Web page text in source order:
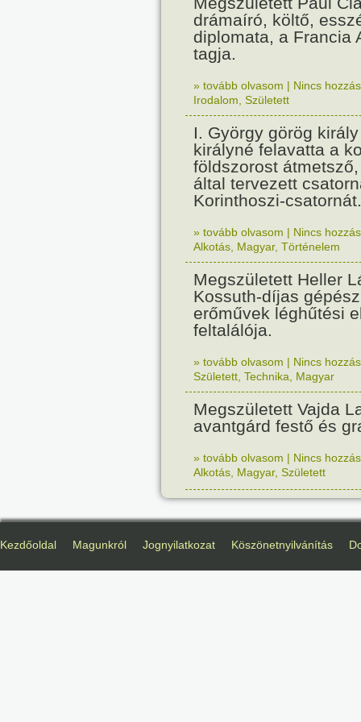
drámaíró, költő,
diplomata, a Francia
tagja.
» tovább olvasom | Nincs
Irodalom Született
I. György görög
királyné felavatta a
földszorost
által tervezett
Korinthoszi-csatornát.
» tovább olvasom | Nincs
Alkotás Magyar, Történelem
Megszületett Heller
Kossuth-díjas
erőművek léghűtési
feltalálója.
» tovább olvasom | Nincs
Született Technika Magyar
Megszületett Vajda
avantgárd festő és
» tovább olvasom | Nincs
Alkotás Magyar, Született
Kezdőoldal Magunkról Jognyilatkozat Köszönetnyilvánítás